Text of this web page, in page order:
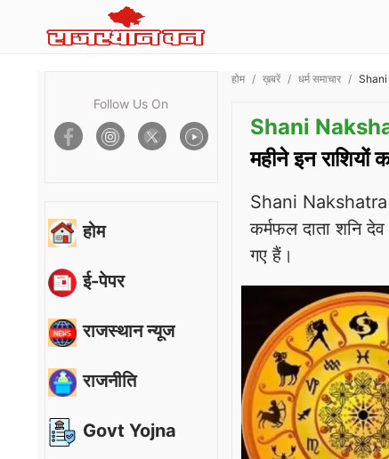
Follow Us On
होम
ई-पेपर
राजस्थान न्यूज
राजनीति
Govt Yojna
होम ख़बरें धर्म समाचार Shani
Shani
महीने इन राशियों
Shani Nakshatra
कर्मफल दाता शनि
गए हैं।